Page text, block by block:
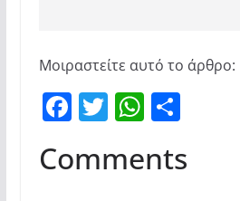
Μοιραστείτε αυτό το άρθρο:
F
c
T
itt
W
at
Μ
ρ
Comments